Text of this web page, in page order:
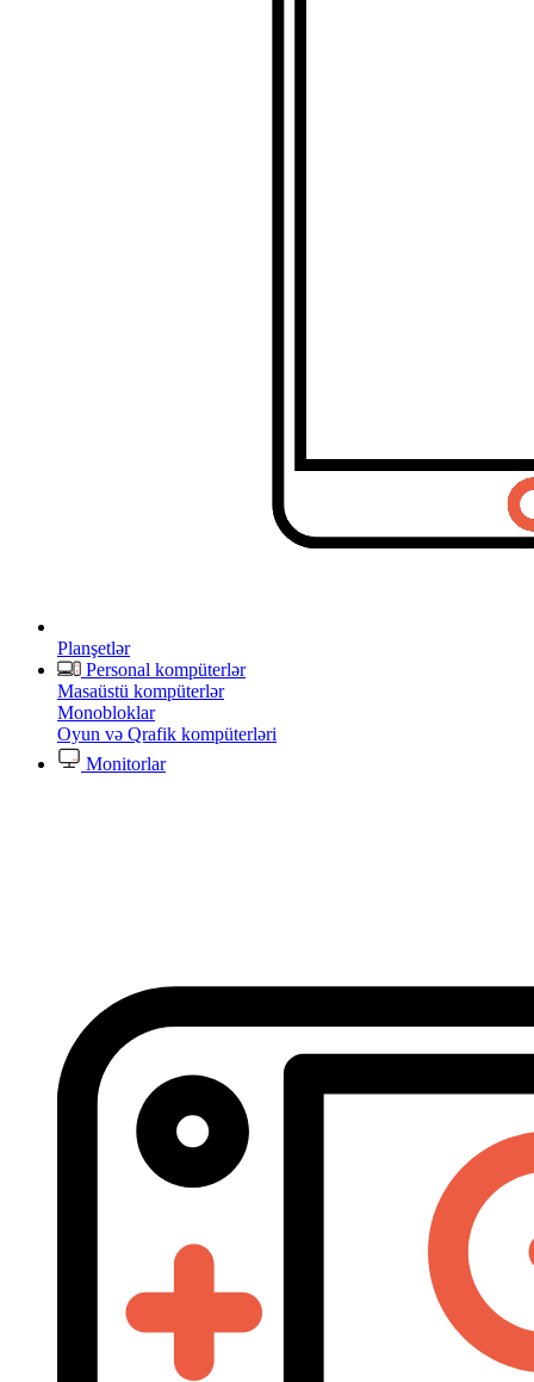
Planşetlər
Personal kompüterlər
Masaüstü kompüterlər
Monobloklar
Oyun və Qrafik kompüterləri
Monitorlar